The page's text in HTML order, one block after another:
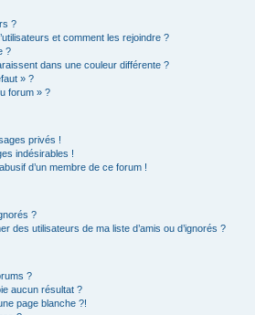
?
et comment les rejoindre ?
?
dans une couleur différente ?
» ?
forum » ?
privés !
indésirables !
d’un membre de ce forum !
?
des utilisateurs de ma liste d’amis ou d’ignorés ?
?
aucun résultat ?
page blanche ?!